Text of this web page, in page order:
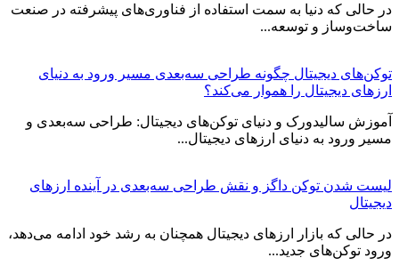
در حالی که دنیا به سمت استفاده از فناوری‌های پیشرفته در صنعت
ساخت‌وساز و توسعه...
توکن‌های دیجیتال چگونه طراحی سه‌بعدی مسیر ورود به دنیای
ارزهای دیجیتال را هموار می‌کند؟
آموزش سالیدورک و دنیای توکن‌های دیجیتال: طراحی سه‌بعدی و
مسیر ورود به دنیای ارزهای دیجیتال...
لیست شدن توکن داگز و نقش طراحی سه‌بعدی در آینده ارزهای
دیجیتال
در حالی که بازار ارزهای دیجیتال همچنان به رشد خود ادامه می‌دهد،
ورود توکن‌های جدید...